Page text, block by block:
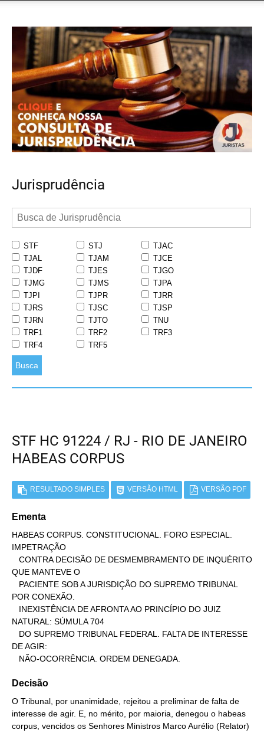
Jurisprudência
STF STJ
TJAC
TJAL
TJAM
TJCE
TJDF
TJES
TJGO
TJMG
TJMS
TJPA
TJPI
TJPR
TJRR
TJRS
TJSC
TJSP
TJRN
TJTO
TNU
TRF1
TRF2
TRF3
TRF4
TRF5
Busca
STF HC 91224 / RJ - RIO DE JANEIRO
HABEAS CORPUS
RESULTADO SIMPLES VERSÃO HTML VERSÃO PDF
Ementa
HABEAS CORPUS. CONSTITUCIONAL. FORO ESPECIAL.
IMPETRAÇÃO
QUE MANTEVE O
POR CONEXÃO.
NATURAL: SÚMULA 704
DE AGIR:
   NÃO-OCORRÊNCIA. ORDEM DENEGADA.
Decisão
O Tribunal, por unanimidade, rejeitou a preliminar de falta de
interesse de agir. E, no mérito, por maioria, denegou o habeas
corpus, vencidos os Senhores Ministros Marco Aurélio (Relator)